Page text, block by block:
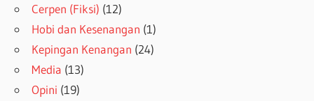
Cerpen (Fiksi) (12)
Hobi dan Kesenangan (1)
Kepingan Kenangan (24)
Media (13)
Opini (19)